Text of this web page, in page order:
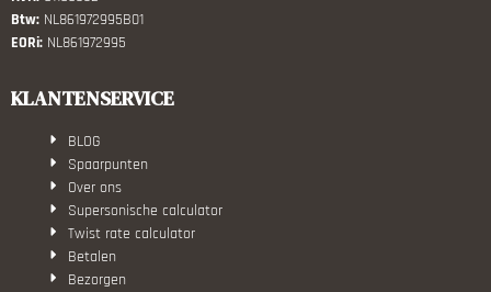
Btw: NL861972995B01
EORi: NL861972995
KLANTENSERVICE
BLOG
Spaarpunten
Over ons
Supersonische calculator
Twist rate calculator
Betalen
Bezorgen